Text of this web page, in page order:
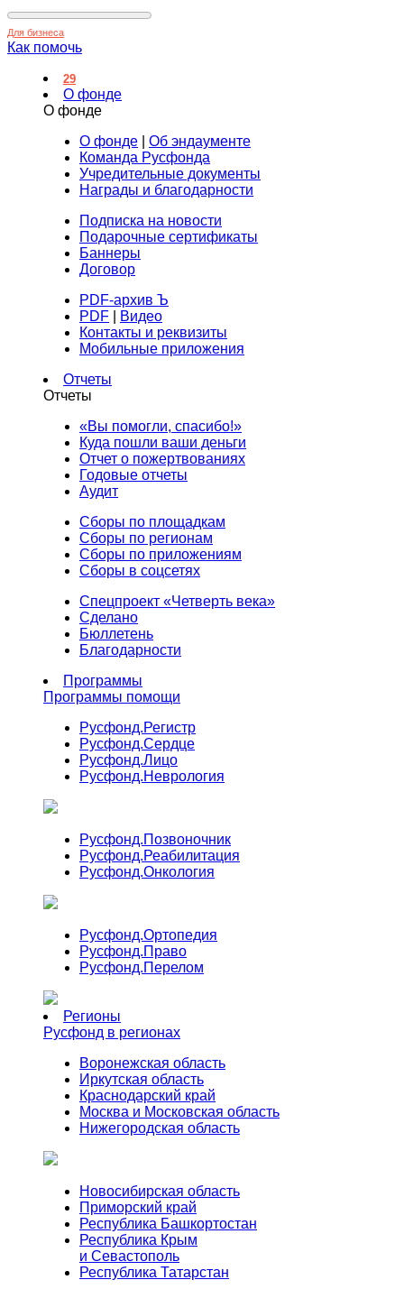
Для бизнеса
Как помочь
29
О фонде
О фонде
О фонде
Об эндаументе
Команда Русфонда
Учредительные документы
Награды и благодарности
Подписка на новости
Подарочные сертификаты
Баннеры
Договор
PDF-архив Ъ
PDF
Видео
Контакты и реквизиты
Мобильные приложения
Отчеты
Отчеты
«Вы помогли, спасибо!»
Куда пошли ваши деньги
Отчет о пожертвованиях
Годовые отчеты
Аудит
Сборы по площадкам
Сборы по регионам
Сборы по приложениям
Сборы в соцсетях
Спецпроект «Четверть века»
Сделано
Бюллетень
Благодарности
Программы
Программы помощи
Русфонд.Регистр
Русфонд.Сердце
Русфонд.Лицо
Русфонд.Неврология
Русфонд.Позвоночник
Русфонд.Реабилитация
Русфонд.Онкология
Русфонд.Ортопедия
Русфонд.Право
Русфонд.Перелом
Регионы
Русфонд в регионах
Воронежская область
Иркутская область
Краснодарский край
Москва и Московская область
Нижегородская область
Новосибирская область
Приморский край
Республика Башкортостан
Республика Крым
и Севастополь
Республика Татарстан